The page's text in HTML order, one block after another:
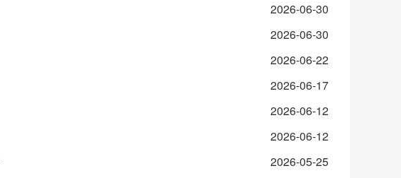
2026-06-30
2026-06-30
2026-06-22
2026-06-17
2026-06-12
2026-06-12
2026-05-25